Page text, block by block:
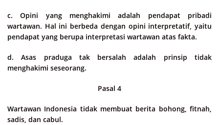
c. Opini yang menghakimi adalah pendapat pribadi
wartawan. Hal ini berbeda dengan opini interpretatif, yaitu
pendapat yang berupa interpretasi wartawan atas fakta.
d. Asas praduga tak bersalah adalah prinsip tidak
menghakimi seseorang.
Pasal 4
Wartawan Indonesia tidak membuat berita bohong, fitnah,
sadis, dan cabul.